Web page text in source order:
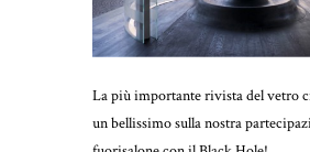
La più importante rivista del vetro
un bellissimo sulla nostra